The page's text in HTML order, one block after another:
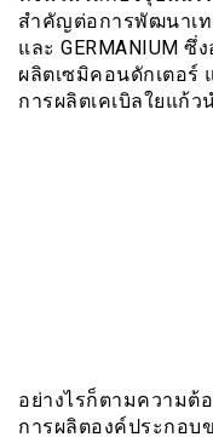
สำคัญต่อการพัฒนาเท
และ GERMANIUM
ผลิตเซมิคอนดักเตอร์
การผลิตเคเบิลใยแก้
อย่างไรก็ตามความต้
การผลิตองค์ประกอบ